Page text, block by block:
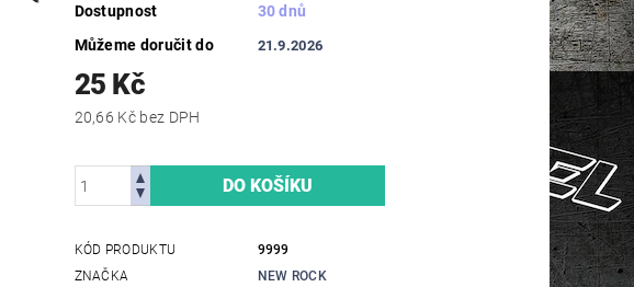
Dostupnost
30 dnů
Můžeme doručit do
21.9.2026
25 Kč
20,66 Kč bez DPH
KÓD PRODUKTU
9999
ZNAČKA
NEW ROCK